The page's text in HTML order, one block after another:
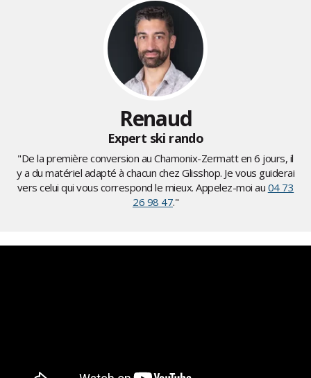
Renaud
Expert ski rando
"De la première conversion au Chamonix-Zermatt en 6 jours, il
y a du matériel adapté à chacun chez Glisshop. Je vous guiderai
vers celui qui vous correspond le mieux. Appelez-moi au 04 73
26 98 47."